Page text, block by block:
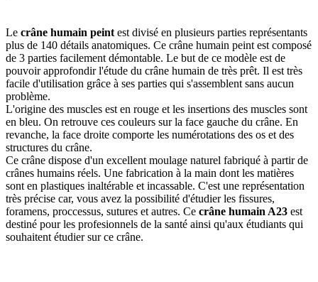
Le crâne humain peint est divisé en plusieurs parties représentants
plus de 140 détails anatomiques. Ce crâne humain peint est composé
de 3 parties facilement démontable. Le but de ce modèle est de
pouvoir approfondir l'étude du crâne humain de très prêt. Il est très
facile d'utilisation grâce à ses parties qui s'assemblent sans aucun
problème.
L'origine des muscles est en rouge et les insertions des muscles sont
en bleu. On retrouve ces couleurs sur la face gauche du crâne. En
revanche, la face droite comporte les numérotations des os et des
structures du crâne.
Ce crâne dispose d'un excellent moulage naturel fabriqué à partir de
crânes humains réels. Une fabrication à la main dont les matières
sont en plastiques inaltérable et incassable. C'est une représentation
très précise car, vous avez la possibilité d'étudier les fissures,
foramens, proccessus, sutures et autres. Ce crâne humain A23 est
destiné pour les profesionnels de la santé ainsi qu'aux étudiants qui
souhaitent étudier sur ce crâne.